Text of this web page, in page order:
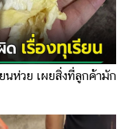
นห่วย เผยสิ่งที่ลูกค้ามัก